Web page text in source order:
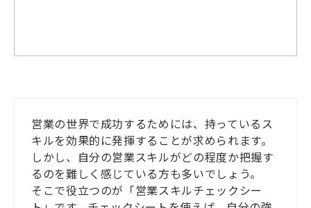
営業の世界で成功するためには、持っているス
キルを効果的に発揮することが求められます。
しかし、自分の営業スキルがどの程度か把握す
るのを難しく感じている方も多いでしょう。
そこで役立つのが「営業スキルチェックシー